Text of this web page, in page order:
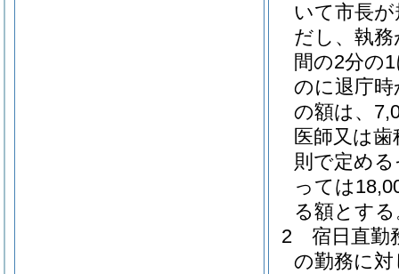
いて市長
だし、執
間の2分の
のに退庁
の額は、
医師又は
則で定め
っては
る額とす
2
宿日直勤
の勤務に